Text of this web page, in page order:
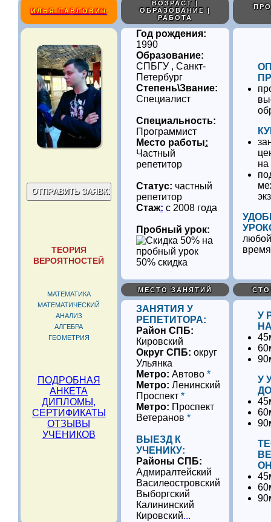
ИЛЬЯ ПАВЛОВИЧ
ВОЗРАСТ |
ОБРАЗОВАНИЕ |
РАБОТА
ТЕОРИЯ
ВЕРОЯТНОСТЕЙ
МАТЕМАТИКА
МАТЕМАТИЧЕСКИЙ
АНАЛИЗ
АЛГЕБРА
ГЕОМЕТРИЯ
ПОДРОБНАЯ
АНКЕТА
ДИПЛОМЫ,
СЕРТИФИКАТЫ
ОТЗЫВЫ
УЧЕНИКОВ
Год рождения:
1990
Образование:
СПБГУ , Санкт-
Петербург
Степень\Звание:
Специалист
Специальность:
Программист
Место работы:
Частный
репетитор
Статус: частный
репетитор
Стаж: с 2008 года
Пробный урок:
50% скидка
на
время
МЕСТО ЗАНЯТИЙ
ЗАНЯТИЯ У
РЕПЕТИТОРА:
Район СПБ:
Кировский
Округ СПБ: округ
Ульянка
Метро: Автово *
Метро: Ленинский
Проспект *
Метро: Проспект
Ветеранов *
ВЫЕЗД К
УЧЕНИКУ:
Районы СПБ:
Адмиралтейский
Василеостровский
Выборгский
Калининский
Кировский...
У
У